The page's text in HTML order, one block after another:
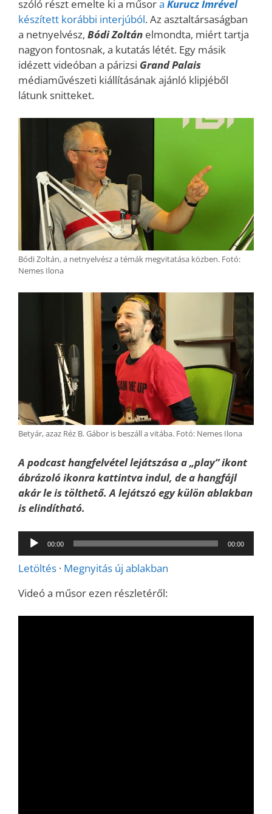
szóló részt emelte ki a műsora Kurucz Imrével
készített korábbi interjúból. Az asztaltársaságban
a netnyelvész, Bódi Zoltán elmondta, miért tartja
nagyon fontosnak, a kutatás létét. Egy másik
idézett videóban a párizsi Grand Palais
médiaművészeti kiállításának ajánló klipjéből
látunk snitteket.
Bódi Zoltán, a netnyelvész a témák megvitatása közben. Fotó:
Nemes Ilona
Betyár, azaz Réz B. Gábor is beszáll a vitába. Fotó: Nemes Ilona
A podcast hangfelvétel lejátszása a „play” ikont
ábrázoló ikonra kattintva indul, de a hangfájl
akár le is tölthető. A lejátszó egy külön ablakban
is elindítható.
Audió
lejátszó
00:00 00:00
Letöltés · Megnyitás új ablakban
Videó a műsor ezen részletéről: